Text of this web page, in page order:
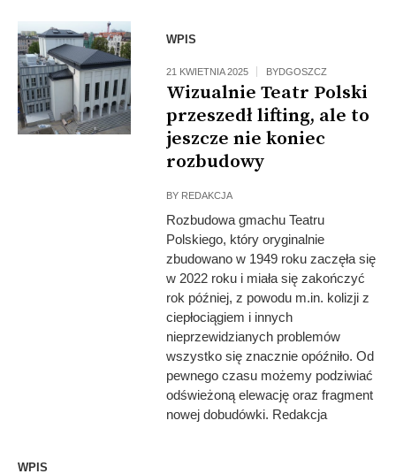
WPIS
21 KWIETNIA 2025 BYDGOSZCZ
Wizualnie Teatr Polski
przeszedł lifting, ale to
jeszcze nie koniec
rozbudowy
BY REDAKCJA
Rozbudowa gmachu Teatru
Polskiego, który oryginalnie
zbudowano w 1949 roku zaczęła się
w 2022 roku i miała się zakończyć
rok później, z powodu m.in. kolizji z
ciepłociągiem i innych
nieprzewidzianych problemów
wszystko się znacznie opóźniło. Od
pewnego czasu możemy podziwiać
odświeżoną elewację oraz fragment
nowej dobudówki. Redakcja
WPIS